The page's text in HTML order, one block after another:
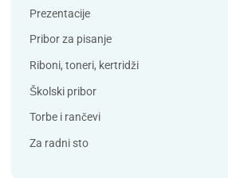
Han
Herma
HJP
Horse
Info Notes
Prezentacije
Pribor za pisanje
Riboni, toneri, kertridži
Školski pribor
Torbe i rančevi
Za radni sto